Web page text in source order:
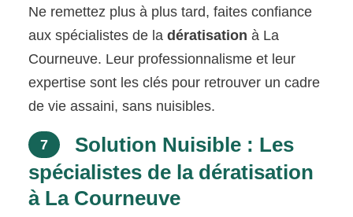
Ne remettez plus à plus tard, faites confiance
aux spécialistes de ladératisation à La
Courneuve. Leur professionnalisme et leur
expertise sont les clés pour retrouver un cadre
de vie assaini, sans nuisibles.
7
Solution Nuisible : Les
spécialistes de la dératisation
à La Courneuve